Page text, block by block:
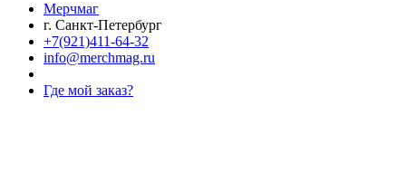
Мерчмаг
г. Санкт-Петербург
+7(921)411-64-32
info@merchmag.ru
Где мой заказ?